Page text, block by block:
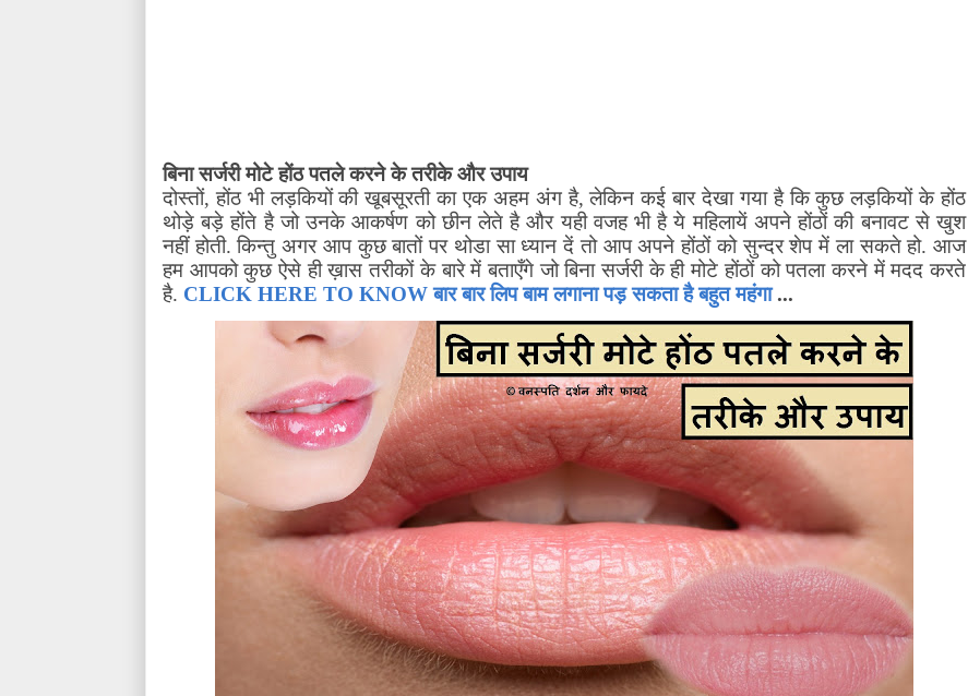
बिना सर्जरी मोटे होंठ पतले करने के तरीके और उपाय
दोस्तों, होंठ भी लड़कियों की खूबसूरती का एक अहम अंग है,लेकिन कई बार देखा गया है कि कुछ लड़कियों के होंठ
थोड़े बड़े होंते है जो उनके आकर्षण को छीन लेते है और यही वजह भी है ये महिलायें अपने होंठों की बनावट से खुश
नहीं होती. किन्तु अगर आप कुछ बातों पर थोडा सा ध्यान दें तो आप अपने होंठों को सुन्दर शेप में ला सकते हो. आज
हम आपको कुछ ऐसे ही ख़ास तरीकों के बारे में बताएँगे जो बिना सर्जरी के ही मोटे होंठों को पतला करने में मदद करते
है. CLICK HERE TO KNOW बार बार लिप बाम लगाना पड़ सकता है बहुत महंगा...